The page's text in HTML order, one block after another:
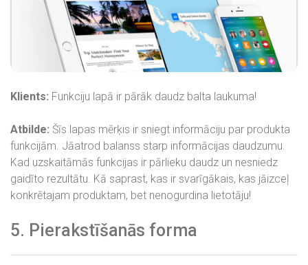
Klients: Funkciju lapā ir pārāk daudz balta laukuma!
Atbilde: Šīs lapas mērķis ir sniegt informāciju par produkta
funkcijām. Jāatrod balanss starp informācijas daudzumu.
Kad uzskaitāmās funkcijas ir pārlieku daudz un nesniedz
gaidīto rezultātu. Kā saprast, kas ir svarīgākais, kas jāizceļ
konkrētajam produktam, bet nenogurdina lietotāju!
5. Pierakstīšanās forma